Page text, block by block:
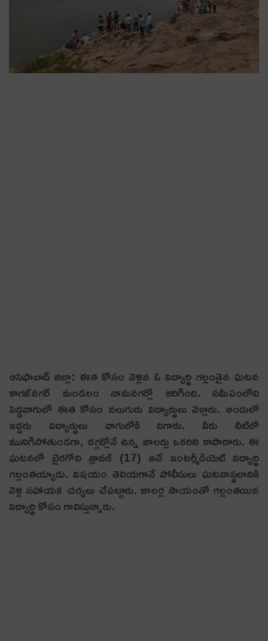
ఆసిఫాబాద్‌ జిల్లా: ఈత కోసం వెళ్లిన ఓ విద్యార్థి గ‌ల్లంతైన ఘ‌ట‌న
కాగజ్‌నగర్‌ మండలం నామనగర్లో జ‌రిగింది. సమీపంలోని
పెద్దవాగులో ఈత కోసం న‌లుగురు విద్యార్థులు వెళ్లారు. అందులో
ఇద్ద‌రు విద్యార్థులు వాగులోకి దిగారు. వీరు నీటిలో
మునిగిపోతుండ‌గా, ద‌గ్గ‌ర్లోనే ఉన్న జాల‌ర్లు ఒకరిని కాపాడారు. ఈ
ఘ‌ట‌న‌లో బైరగోని శ్రావణ్ (17) అనే ఇంట‌ర్మీడియెట్ విద్యార్థి
గ‌ల్లంత‌య్యాడు. విష‌యం తెలియ‌గానే పోలీసులు ఘ‌ట‌నాస్థ‌లానికి
వెళ్లి సహాయ‌క చ‌ర్య‌లు చేప‌ట్టారు. జాల‌ర్ల సాయంతో గ‌ల్లంత‌యిన
విద్యార్థి కోసం గాలిస్తున్నారు.